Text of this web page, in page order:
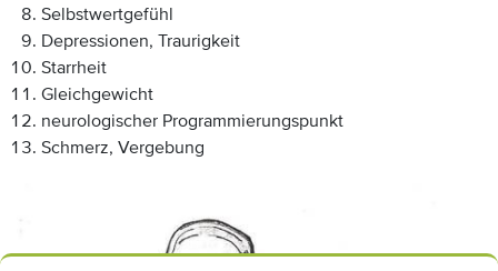
Selbstwertgefühl
Depressionen, Traurigkeit
Starrheit
Gleichgewicht
neurologischer Programmierungspunkt
Schmerz, Vergebung